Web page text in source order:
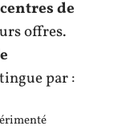
de
offres.
par :